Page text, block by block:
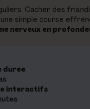
Cacher des
simple course
nerveux en
durée
interactifs